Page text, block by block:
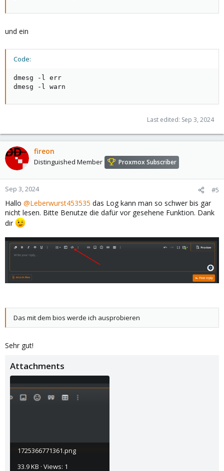
und ein
Code:
dmesg -l err
dmesg -l warn
Last edited: Sep 3, 2024
fireon
Distinguished Member Proxmox Subscriber
Sep 3, 2024 #5
Hallo @Leberwurst453535 das Log kann man so schwer bis gar
nicht lesen. Bitte Benutze die dafür vor gesehene Funktion. Dank
dir
Das mit dem bios werde ich ausprobieren
Sehr gut!
Attachments
1725366771361.png
33.9 KB · Views: 1